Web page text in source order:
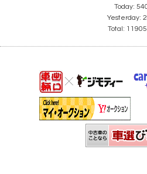
Today:
Yesterday:
Total: